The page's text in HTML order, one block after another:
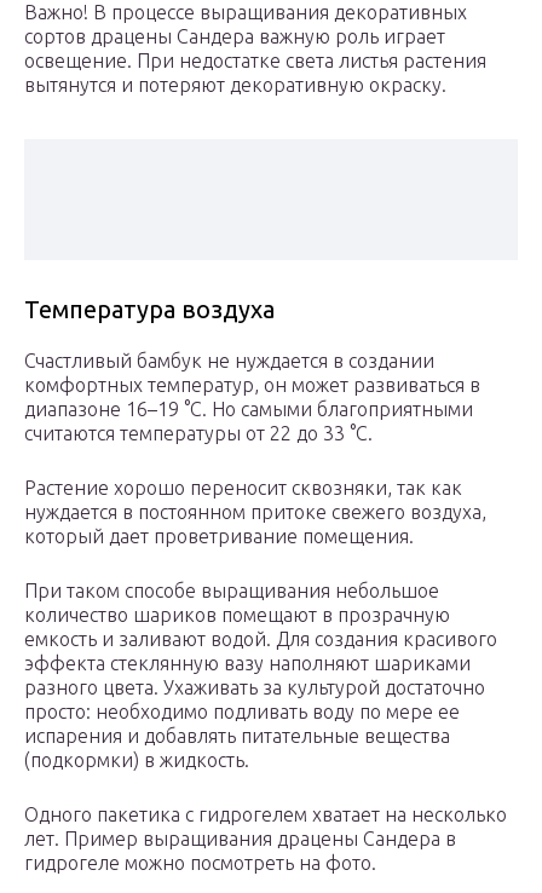
Важно! В процессе выращивания декоративных
сортов драцены Сандера важную роль играет
освещение. При недостатке света листья растения
вытянутся и потеряют декоративную окраску.
Температура воздуха
Счастливый бамбук не нуждается в создании
комфортных температур, он может развиваться в
диапазоне 16–19 °C. Но самыми благоприятными
считаются температуры от 22 до 33 °C.
Растение хорошо переносит сквозняки, так как
нуждается в постоянном притоке свежего воздуха,
который дает проветривание помещения.
При таком способе выращивания небольшое
количество шариков помещают в прозрачную
емкость и заливают водой. Для создания красивого
эффекта стеклянную вазу наполняют шариками
разного цвета. Ухаживать за культурой достаточно
просто: необходимо подливать воду по мере ее
испарения и добавлять питательные вещества
(подкормки) в жидкость.
Одного пакетика с гидрогелем хватает на несколько
лет. Пример выращивания драцены Сандера в
гидрогеле можно посмотреть на фото.